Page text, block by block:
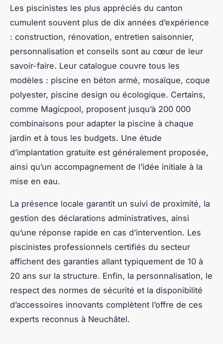
Les piscinistes les plus appréciés du canton
cumulent souvent plus de dix années d’expérience
: construction, rénovation, entretien saisonnier,
personnalisation et conseils sont au cœur de leur
savoir-faire. Leur catalogue couvre tous les
modèles : piscine en béton armé, mosaïque, coque
polyester, piscine design ou écologique. Certains,
comme Magicpool, proposent jusqu’à 200 000
combinaisons pour adapter la piscine à chaque
jardin et à tous les budgets. Une étude
d’implantation gratuite est généralement proposée,
ainsi qu’un accompagnement de l’idée initiale à la
mise en eau.
La présence locale garantit un suivi de proximité, la
gestion des déclarations administratives, ainsi
qu’une réponse rapide en cas d’intervention. Les
piscinistes professionnels certifiés du secteur
affichent des garanties allant typiquement de 10 à
20 ans sur la structure. Enfin, la personnalisation, le
respect des normes de sécurité et la disponibilité
d’accessoires innovants complètent l’offre de ces
experts reconnus à Neuchâtel.